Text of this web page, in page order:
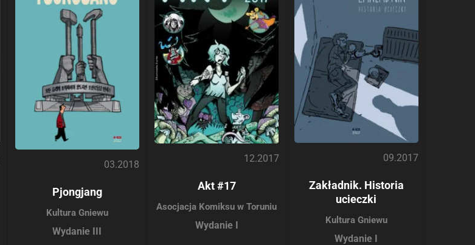
03.2018
Pjongjang
Kultura Gniewu
Wydanie III
12.2017
Akt #17
Asocjacja Komiksu w Toruniu
Wydanie I
09.2017
Zakładnik. Historia
ucieczki
Kultura Gniewu
Wydanie I